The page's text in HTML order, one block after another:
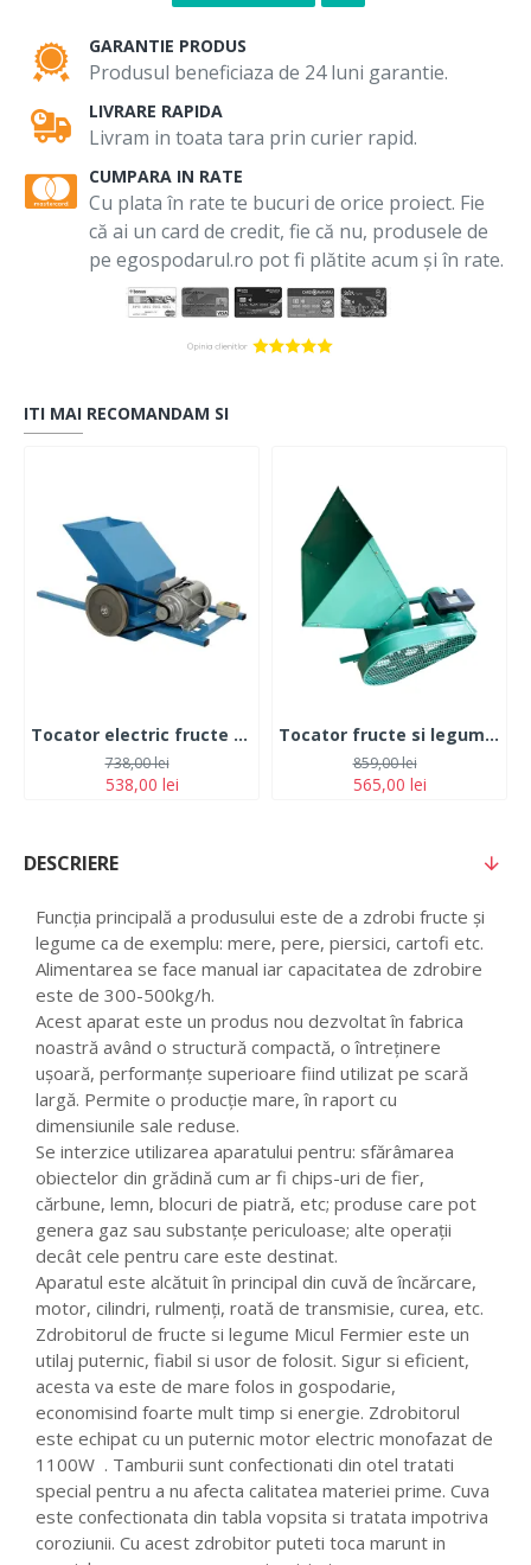
GARANTIE PRODUS
Produsul beneficiaza de 24 luni garantie.
LIVRARE RAPIDA
Livram in toata tara prin curier rapid.
CUMPARA IN RATE
Cu plata în rate te bucuri de orice proiect. Fie
că ai un card de credit, fie că nu, produsele de
pe egospodarul.ro pot fi plătite acum și în rate.
ITI MAI RECOMANDAM SI
Tocator electric fructe si legume Gospodar 2.2 kw 400 kg/h
538,00 lei
738,00 lei
Tocator fructe si legume electric Craft Tec MX700,Motor 3 kw, 550 kg/h
565,00 lei
859,00 lei
DESCRIERE
Funcția principală a produsului este de a zdrobi fructe și
legume ca de exemplu: mere, pere, piersici, cartofi etc.
Alimentarea se face manual iar capacitatea de zdrobire
este de 300-500kg/h.
Acest aparat este un produs nou dezvoltat în fabrica
noastră având o structură compactă, o întreținere
ușoară, performanțe superioare fiind utilizat pe scară
largă. Permite o producție mare, în raport cu
dimensiunile sale reduse.
Se interzice utilizarea aparatului pentru: sfărâmarea
obiectelor din grădină cum ar fi chips-uri de fier,
cărbune, lemn, blocuri de piatră, etc; produse care pot
genera gaz sau substanțe periculoase; alte operații
decât cele pentru care este destinat.
Aparatul este alcătuit în principal din cuvă de încărcare,
motor, cilindri, rulmenți, roată de transmisie, curea, etc.
Zdrobitorul de fructe si legume Micul Fermier este un
utilaj puternic, fiabil si usor de folosit. Sigur si eficient,
acesta va este de mare folos in gospodarie,
economisind foarte mult timp si energie. Zdrobitorul
este echipat cu un puternic motor electric monofazat de
1100W . Tamburii sunt confectionati din otel tratati
special pentru a nu afecta calitatea materiei prime. Cuva
este confectionata din tabla vopsita si tratata impotriva
coroziunii. Cu acest zdrobitor puteti toca marunt in